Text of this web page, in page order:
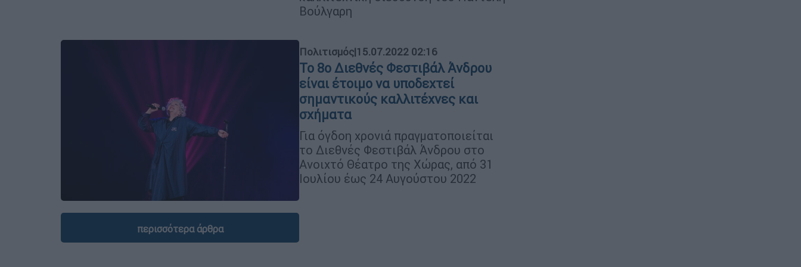
Βούλγαρη
Πολιτισμός|15.07.2022 02:16
Το 8ο Διεθνές Φεστιβάλ Άνδρου
είναι έτοιμο να υποδεχτεί
σημαντικούς καλλιτέχνες και
σχήματα
Για όγδοη χρονιά πραγματοποιείται
το Διεθνές Φεστιβάλ Άνδρου στο
Ανοιχτό Θέατρο της Χώρας, από 31
Ιουλίου έως 24 Αυγούστου 2022
περισσότερα άρθρα